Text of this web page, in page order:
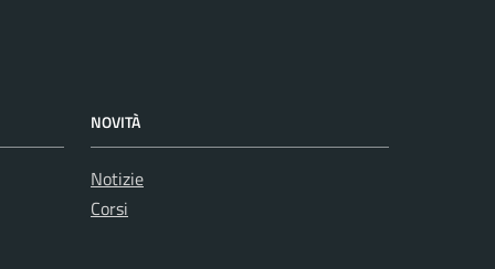
NOVITÀ
Notizie
Corsi